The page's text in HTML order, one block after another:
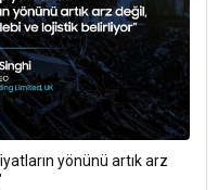
yönünü artık arz